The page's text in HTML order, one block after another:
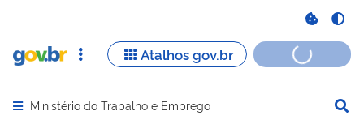
Abrir menu principal de navegação
Ministério do Trabalho e Emprego